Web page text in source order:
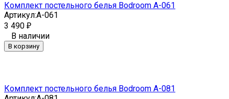
Комплект постельного белья Bodroom A-061
Артикул:A-061
3 490 ₽
В наличии
В корзину
Комплект постельного белья Bodroom A-081